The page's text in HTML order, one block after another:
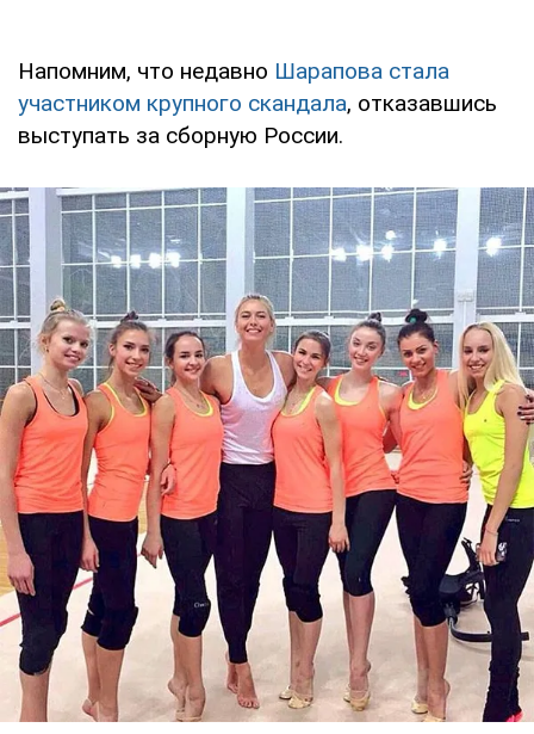
Напомним, что недавно Шарапова стала
участником крупного скандала, отказавшись
выступать за сборную России.